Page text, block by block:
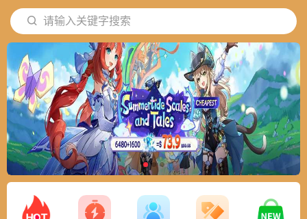
请输入关键字搜索